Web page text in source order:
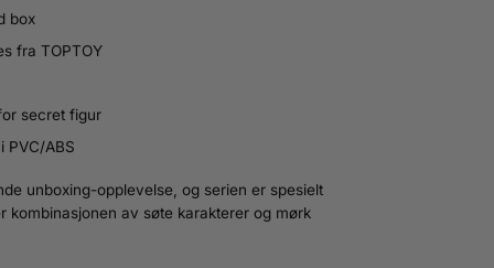
box
fra TOPTOY
secret figur
PVC/ABS
unboxing-opplevelse, og serien er spesielt
kombinasjonen av søte karakterer og mørk